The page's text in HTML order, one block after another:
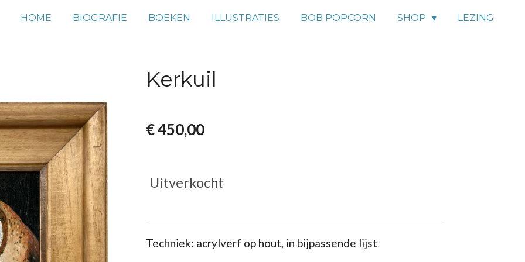
HOME BIOGRAFIE BOEKEN ILLUSTRATIES BOB POPCORN SHOP LEZING
Kerkuil
€ 450,00
Uitverkocht
Techniek: acrylverf op hout, in bijpassende lijst